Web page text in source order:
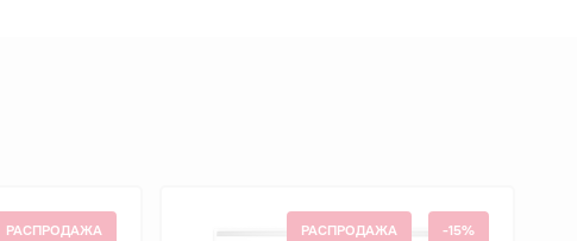
РАСПРОДАЖА РАСПРОДАЖА -15%